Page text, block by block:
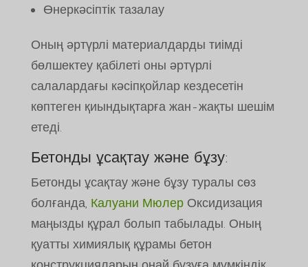
Өнеркәсіптік тазалау
Оның әртүрлі материалдарды тиімді
бөлшектеу қабілеті оны әртүрлі
салалардағы кәсіпқойлар кездесетін
көптеген қиындықтарға жан-жақты шешім
етеді.
Бетонды ұсақтау және бұзу:
Бетонды ұсақтау және бұзу туралы сөз
болғанда, Калуани МюлерОксидизация
маңызды құрал болып табылады. Оның
қуатты химиялық құрамы бетон